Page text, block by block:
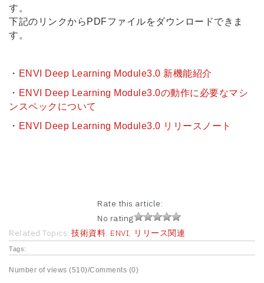
す。
下記のリンクからPDFファイルをダウンロードできま
す。
・ ENVI Deep Learning Module3.0 新機能紹介
・ ENVI Deep Learning Module3.0の動作に必要なマシ
ンスペックについて
・ ENVI Deep Learning Module3.0 リリースノート
Rate this article:
No rating
Related Topics: 技術資料, ENVI, リリース関連
Tags:
Number of views (510)/Comments (0)